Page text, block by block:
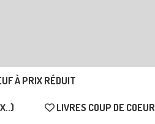
À PRIX RÉDUIT
LIVRES COUP DE COEUR